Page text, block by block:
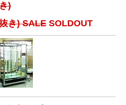
)
き) SALE SOLDOUT